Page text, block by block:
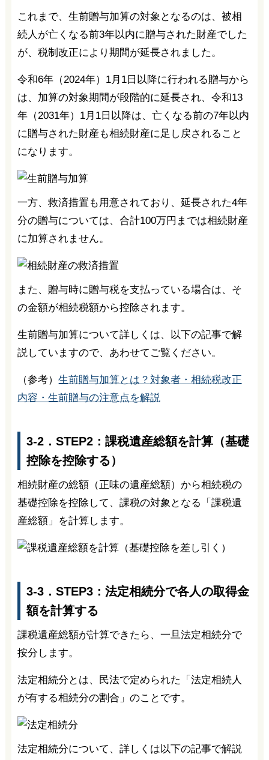
これまで、生前贈与加算の対象となるのは、被相
続人が亡くなる前3年以内に贈与された財産でした
が、税制改正により期間が延長されました。
令和6年（2024年）1月1日以降に行われる贈与から
は、加算の対象期間が段階的に延長され、令和13
年（2031年）1月1日以降は、亡くなる前の7年以内
に贈与された財産も相続財産に足し戻されること
になります。
一方、救済措置も用意されており、延長された4年
分の贈与については、合計100万円までは相続財産
に加算されません。
また、贈与時に贈与税を支払っている場合は、そ
の金額が相続税額から控除されます。
生前贈与加算について詳しくは、以下の記事で解
説していますので、あわせてご覧ください。
（参考） 生前贈与加算とは？対象者・相続税改正
内容・生前贈与の注意点を解説
3-2．STEP2：課税遺産総額を計算（基礎
控除を控除する）
相続財産の総額（正味の遺産総額）から相続税の
基礎控除を控除して、課税の対象となる「課税遺
産総額」を計算します。
3-3．STEP3：法定相続分で各人の取得金
額を計算する
課税遺産総額が計算できたら、一旦法定相続分で
按分します。
法定相続分とは、民法で定められた「法定相続人
が有する相続分の割合」のことです。
法定相続分について、詳しくは以下の記事で解説